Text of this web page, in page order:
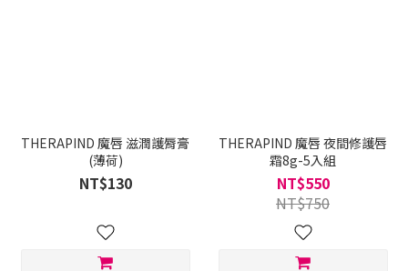
THERAPIND 魔唇 滋潤護脣膏
(薄荷)
NT$130
THERAPIND 魔唇 夜間修護唇
霜8g-5入組
NT$550
NT$750